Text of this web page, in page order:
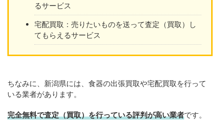
るサービス
宅配買取：売りたいものを送って査定（買取）し
てもらえるサービス
ちなみに、新潟県には、食器の出張買取や宅配買取を行って
いる業者があります。
完全無料で査定（買取）を行っている評判が高い業者です。